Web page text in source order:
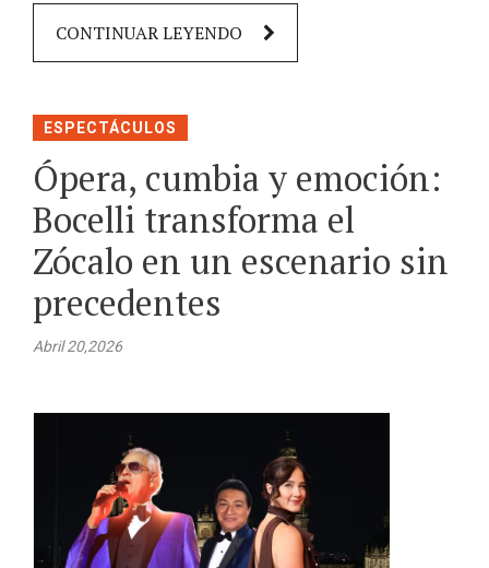
CONTINUAR LEYENDO
ESPECTÁCULOS
Ópera, cumbia y emoción:
Bocelli transforma el
Zócalo en un escenario sin
precedentes
Abril 20,2026